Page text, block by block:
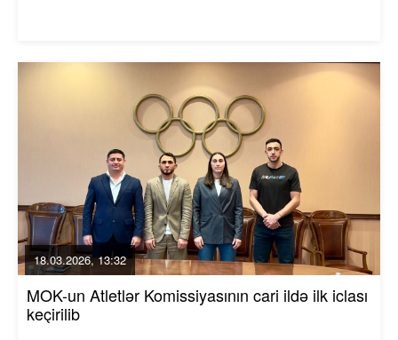
18.03.2026, 13:32
MOK-un Atletlər Komissiyasının cari ildə ilk iclası
keçirilib